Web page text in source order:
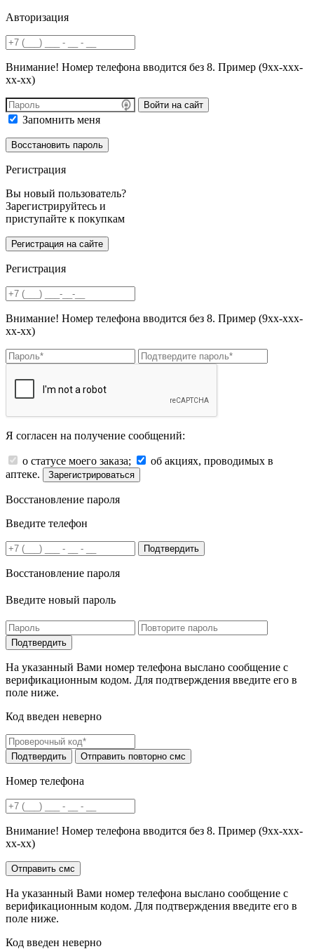
Авторизация
Внимание! Номер телефона вводится без 8. Пример (9хх-ххх-
хх-хх)
Войти на сайт
Запомнить меня
Регистрация
Вы новый пользователь?
Зарегистрируйтесь и
приступайте к покупкам
Регистрация
Внимание! Номер телефона вводится без 8. Пример (9хх-ххх-
хх-хх)
Я согласен на получение сообщений:
о статусе моего заказа;
об акциях, проводимых в
аптеке.
Зарегистрироваться
Восстановление пароля
Введите телефон
Подтвердить
Восстановление пароля
Введите новый пароль
На указанный Вами номер телефона выслано сообщение с
верификационным кодом. Для подтверждения введите его в
поле ниже.
Код введен неверно
Номер телефона
Внимание! Номер телефона вводится без 8. Пример (9хх-ххх-
хх-хх)
На указанный Вами номер телефона выслано сообщение с
верификационным кодом. Для подтверждения введите его в
поле ниже.
Код введен неверно